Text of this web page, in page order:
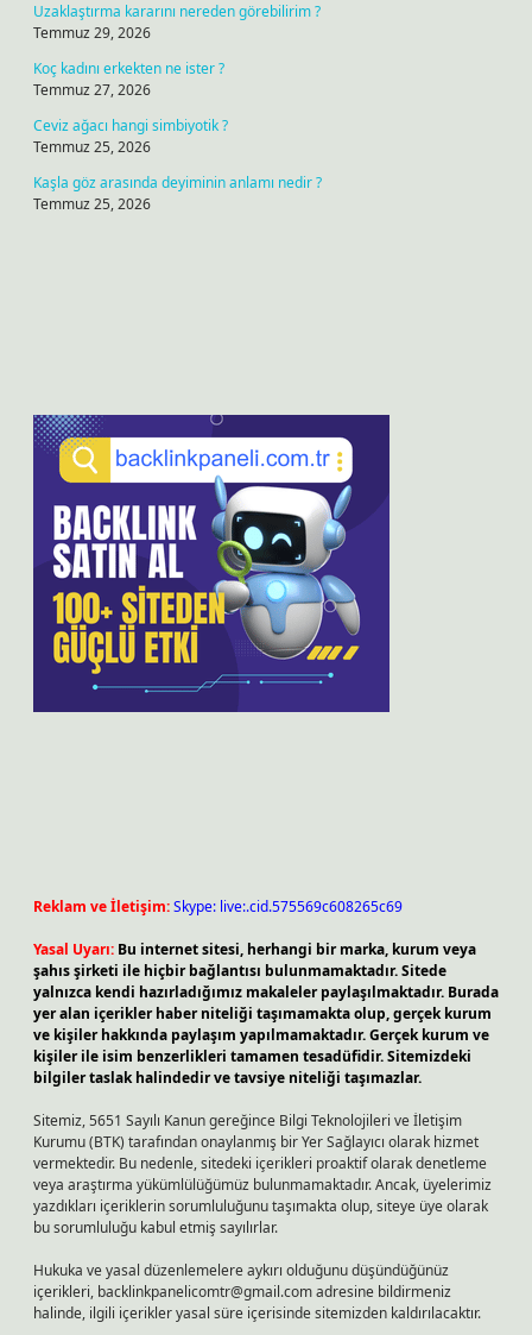
Uzaklaştırma kararını nereden görebilirim ?
Temmuz 29, 2026
Koç kadını erkekten ne ister ?
Temmuz 27, 2026
Ceviz ağacı hangi simbiyotik ?
Temmuz 25, 2026
Kaşla göz arasında deyiminin anlamı nedir ?
Temmuz 25, 2026
Reklam ve İletişim:Skype: live:.cid.575569c608265c69
Yasal Uyarı: Bu internet sitesi, herhangi bir marka, kurum veya
şahıs şirketi ile hiçbir bağlantısı bulunmamaktadır. Sitede
yalnızca kendi hazırladığımız makaleler paylaşılmaktadır. Burada
yer alan içerikler haber niteliği taşımamakta olup, gerçek kurum
ve kişiler hakkında paylaşım yapılmamaktadır. Gerçek kurum ve
kişiler ile isim benzerlikleri tamamen tesadüfidir. Sitemizdeki
bilgiler taslak halindedir ve tavsiye niteliği taşımazlar.
Sitemiz, 5651 Sayılı Kanun gereğince Bilgi Teknolojileri ve İletişim
Kurumu (BTK) tarafından onaylanmış bir Yer Sağlayıcı olarak hizmet
vermektedir. Bu nedenle, sitedeki içerikleri proaktif olarak denetleme
veya araştırma yükümlülüğümüz bulunmamaktadır. Ancak, üyelerimiz
yazdıkları içeriklerin sorumluluğunu taşımakta olup, siteye üye olarak
bu sorumluluğu kabul etmiş sayılırlar.
Hukuka ve yasal düzenlemelere aykırı olduğunu düşündüğünüz
içerikleri, backlinkpanelicomtr@gmail.comadresine bildirmeniz
halinde, ilgili içerikler yasal süre içerisinde sitemizden kaldırılacaktır.